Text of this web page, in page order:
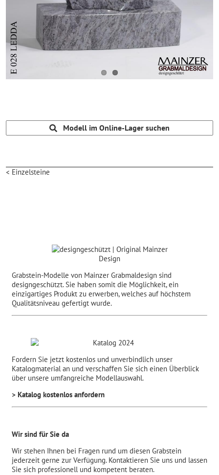
Modell im Online-Lager suchen
< Einzelsteine
Grabstein-Modelle von Mainzer Grabmaldesign sind
designgeschützt. Sie haben somit die Möglichkeit, ein
einzigartiges Produkt zu erwerben, welches auf höchstem
Qualitätsniveau gefertigt wurde.
Fordern Sie jetzt kostenlos und unverbindlich unser
Katalogmaterial an und verschaffen Sie sich einen Überblick
über unsere umfangreiche Modellauswahl.
> Katalog kostenlos anfordern
Wir sind für Sie da
Wir stehen Ihnen bei Fragen rund um diesen Grabstein
jederzeit gerne zur Verfügung. Kontaktieren Sie uns und lassen
Sie sich professionell und kompetent beraten.